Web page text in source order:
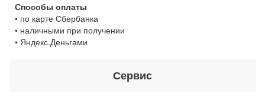
Способы оплаты
• по карте Сбербанка
• наличными при получении
• Яндекс.Деньгами
Сервис